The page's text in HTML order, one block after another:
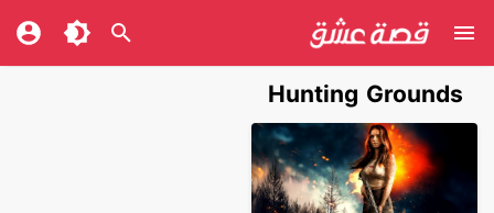
Hunting Grounds